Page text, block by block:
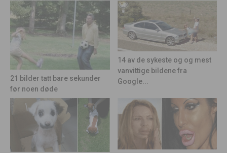
21 bilder tatt bare sekunder
før noen døde
14 av de sykeste og og mest
vanvittige bildene fra
Google...